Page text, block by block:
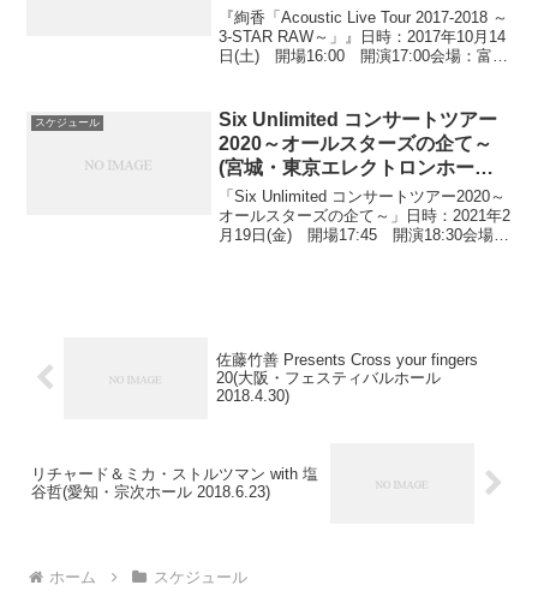
『絢香「Acoustic Live Tour 2017-2018 ～
3-STAR RAW～」』日時：2017年10月14
日(土) 開場16:00 開演17:00会場：富山
スケジュール
Six Unlimited コンサートツアー
2020～オールスターズの企て～
(宮城・東京エレクトロンホール
宮城 2021.2.19)
「Six Unlimited コンサートツアー2020～
オールスターズの企て～」日時：2021年2
月19日(金) 開場17:45 開演18:30会場：
佐藤竹善 Presents Cross your fingers
20(大阪・フェスティバルホール
2018.4.30)
リチャード＆ミカ・ストルツマン with 塩
谷哲(愛知・宗次ホール 2018.6.23)
ホーム スケジュール